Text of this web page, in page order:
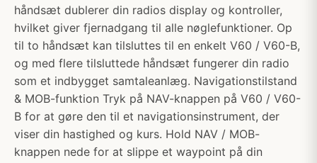
håndsæt dublerer din radios display og kontroller,
hvilket giver fjernadgang til alle nøglefunktioner. Op
til to håndsæt kan tilsluttes til en enkelt V60 / V60-B,
og med flere tilsluttede håndsæt fungerer din radio
som et indbygget samtaleanlæg. Navigationstilstand
& MOB-funktion Tryk på NAV-knappen på V60 / V60-
B for at gøre den til et navigationsinstrument, der
viser din hastighed og kurs. Hold NAV / MOB-
knappen nede for at slippe et waypoint på din